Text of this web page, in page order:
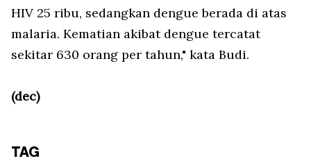
HIV 25 ribu, sedangkan dengue berada di atas
malaria. Kematian akibat dengue tercatat
sekitar 630 orang per tahun," kata Budi.
(dec)
TAG